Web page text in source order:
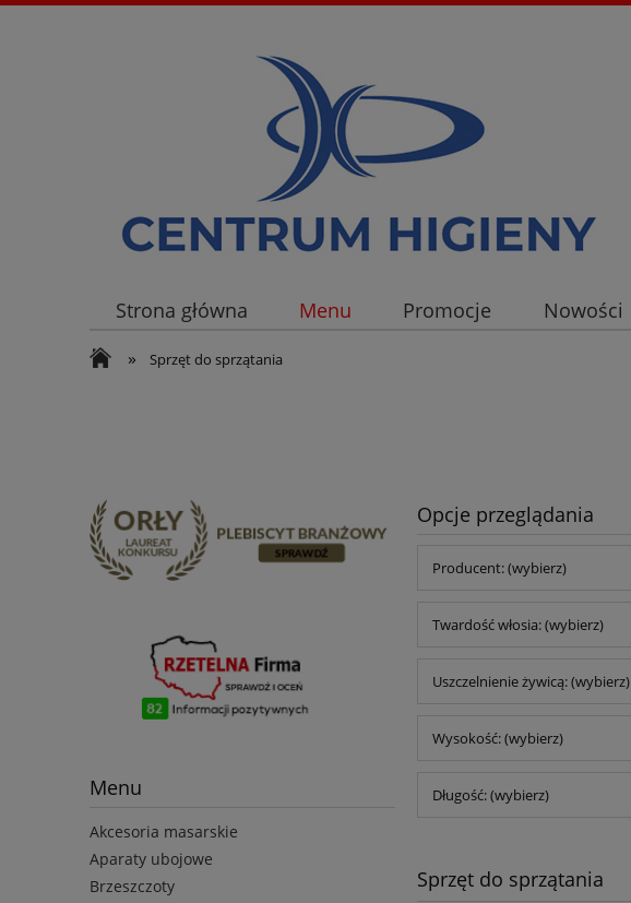
Strona główna Menu Promocje Nowości
» Sprzęt do sprzątania
Menu
Akcesoria masarskie
Aparaty ubojowe
Brzeszczoty
Opcje przeglądania
Producent: (wybierz)
Twardość włosia: (wybierz)
Uszczelnienie żywicą: (wybierz)
Wysokość: (wybierz)
Długość: (wybierz)
Sprzęt do sprzątania